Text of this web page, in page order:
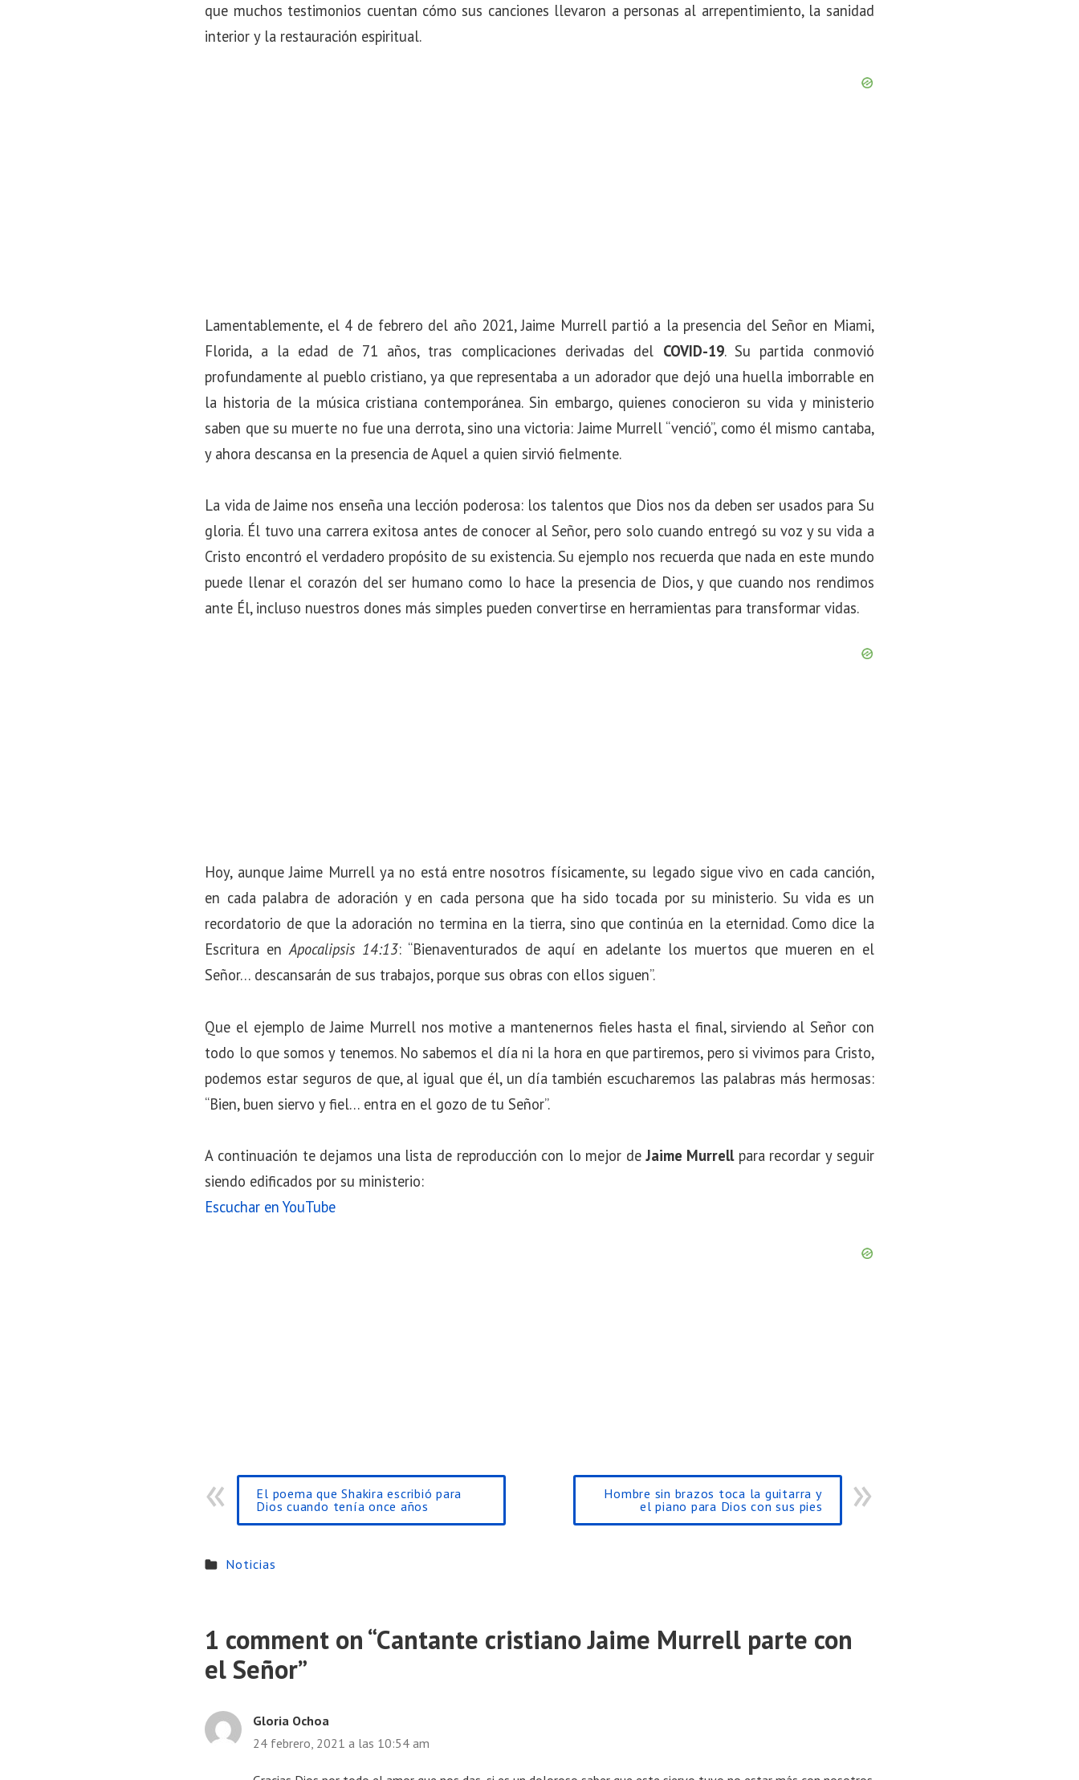
que muchos testimonios cuentan cómo sus canciones llevaron a personas al arrepentimiento, la sanidad
interior y la restauración espiritual.
Lamentablemente, el 4 de febrero del año 2021, Jaime Murrell partió a la presencia del Señor en Miami,
Florida, a la edad de 71 años, tras complicaciones derivadas del COVID-19. Su partida conmovió
profundamente al pueblo cristiano, ya que representaba a un adorador que dejó una huella imborrable en
la historia de la música cristiana contemporánea. Sin embargo, quienes conocieron su vida y ministerio
saben que su muerte no fue una derrota, sino una victoria: Jaime Murrell “venció”, como él mismo cantaba,
y ahora descansa en la presencia de Aquel a quien sirvió fielmente.
La vida de Jaime nos enseña una lección poderosa: los talentos que Dios nos da deben ser usados para Su
gloria. Él tuvo una carrera exitosa antes de conocer al Señor, pero solo cuando entregó su voz y su vida a
Cristo encontró el verdadero propósito de su existencia. Su ejemplo nos recuerda que nada en este mundo
puede llenar el corazón del ser humano como lo hace la presencia de Dios, y que cuando nos rendimos
ante Él, incluso nuestros dones más simples pueden convertirse en herramientas para transformar vidas.
Hoy, aunque Jaime Murrell ya no está entre nosotros físicamente, su legado sigue vivo en cada canción,
en cada palabra de adoración y en cada persona que ha sido tocada por su ministerio. Su vida es un
recordatorio de que la adoración no termina en la tierra, sino que continúa en la eternidad. Como dice la
Escritura enApocalipsis 14:13: “Bienaventurados de aquí en adelante los muertos que mueren en el
Señor… descansarán de sus trabajos, porque sus obras con ellos siguen”.
Que el ejemplo de Jaime Murrell nos motive a mantenernos fieles hasta el final, sirviendo al Señor con
todo lo que somos y tenemos. No sabemos el día ni la hora en que partiremos, pero si vivimos para Cristo,
podemos estar seguros de que, al igual que él, un día también escucharemos las palabras más hermosas:
“Bien, buen siervo y fiel… entra en el gozo de tu Señor”.
A continuación te dejamos una lista de reproducción con lo mejor deJaime Murrellpara recordar y seguir
siendo edificados por su ministerio:
Escuchar en YouTube
El poema que Shakira escribió para
Dios cuando tenía once años
Hombre sin brazos toca la guitarra y
el piano para Dios con sus pies
Noticias
1 comment on “Cantante cristiano Jaime Murrell parte con
el Señor”
Gloria Ochoa
24 febrero, 2021 a las 10:54 am